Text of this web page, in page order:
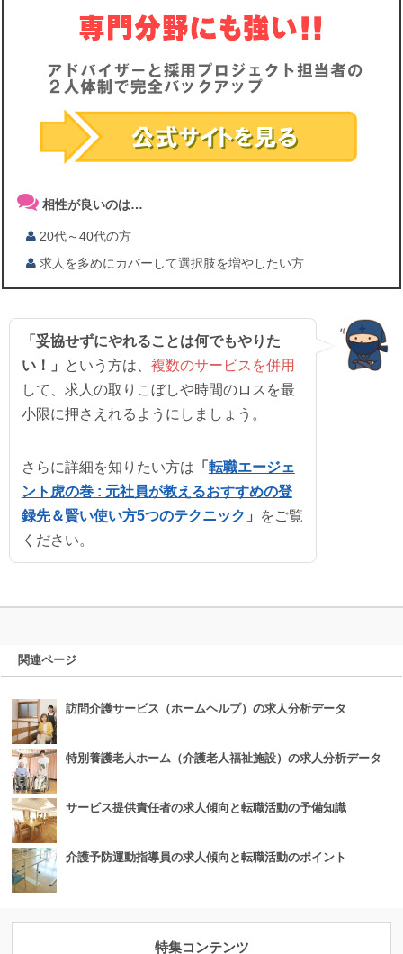
相性が良いのは…
20代～40代の方
求人を多めにカバーして選択肢を増やしたい方
「妥協せずにやれることは何でもやりた
い！」
という方は、 複数のサービスを併用
して、求人の取りこぼしや時間のロスを最
小限に押さえれるようにしましょう。
さらに詳細を知りたい方は 「 転職エージェ
ント虎の巻 : 元社員が教えるおすすめの登
録先＆賢い使い方5つのテクニック 」
をご覧
ください。
関連ページ
訪問介護サービス（ホームヘルプ）の求人分析データ
特別養護老人ホーム（介護老人福祉施設）の求人分析データ
サービス提供責任者の求人傾向と転職活動の予備知識
介護予防運動指導員の求人傾向と転職活動のポイント
特集コンテンツ